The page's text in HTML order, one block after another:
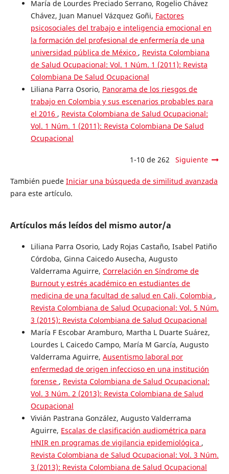
María de Lourdes Preciado Serrano, Rogelio Chávez
Chávez, Juan Manuel Vázquez Goñi, Factores
psicosociales del trabajo e inteligencia emocional en
la formación del profesional de enfermería de una
universidad pública de México , Revista Colombiana
de Salud Ocupacional: Vol. 1 Núm. 1 (2011): Revista
Colombiana De Salud Ocupacional
Liliana Parra Osorio, Panorama de los riesgos de
trabajo en Colombia y sus escenarios probables para
el 2016 , Revista Colombiana de Salud Ocupacional:
Vol. 1 Núm. 1 (2011): Revista Colombiana De Salud
Ocupacional
1-10 de 262 Siguiente
También puede Iniciar una búsqueda de similitud avanzada
para este artículo.
Artículos más leídos del mismo autor/a
Liliana Parra Osorio, Lady Rojas Castaño, Isabel Patiño
Córdoba, Ginna Caicedo Ausecha, Augusto
Valderrama Aguirre, Correlación en Síndrome de
Burnout y estrés académico en estudiantes de
medicina de una facultad de salud en Cali, Colombia ,
Revista Colombiana de Salud Ocupacional: Vol. 5 Núm.
3 (2015): Revista Colombiana de Salud Ocupacional
María F Escobar Aramburo, Martha L Duarte Suárez,
Lourdes L Caicedo Campo, María M García, Augusto
Valderrama Aguirre, Ausentismo laboral por
enfermedad de origen infeccioso en una institución
forense , Revista Colombiana de Salud Ocupacional:
Vol. 3 Núm. 2 (2013): Revista Colombiana de Salud
Ocupacional
Vivián Pastrana González, Augusto Valderrama
Aguirre, Escalas de clasificación audiométrica para
HNIR en programas de vigilancia epidemiológica ,
Revista Colombiana de Salud Ocupacional: Vol. 3 Núm.
3 (2013): Revista Colombiana de Salud Ocupacional